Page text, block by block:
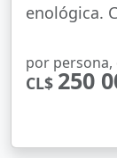
enológica.
por persona,
CL$ 250